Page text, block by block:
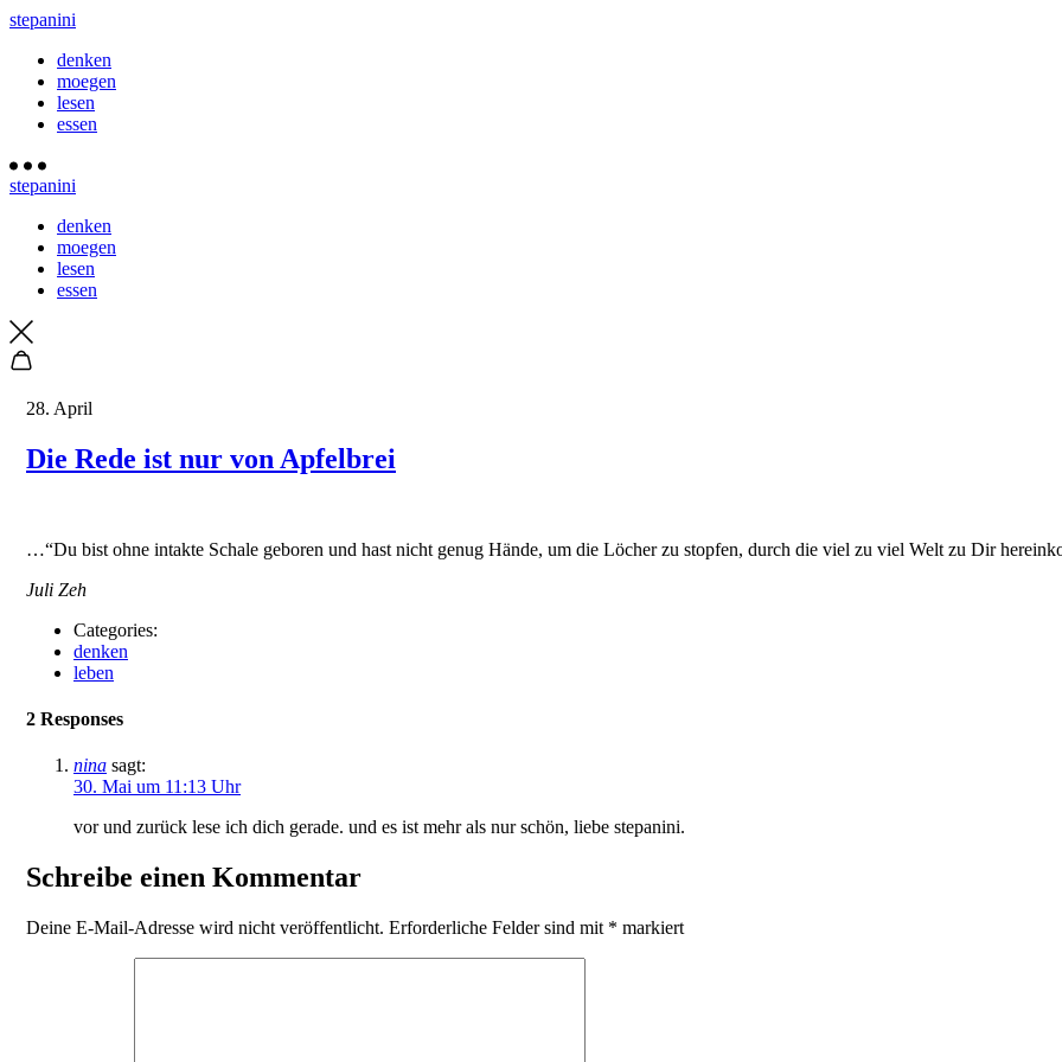
stepanini
denken
moegen
lesen
essen
stepanini
denken
moegen
lesen
essen
28. April
Die Rede ist nur von Apfelbrei
…“Du bist ohne intakte Schale geboren und hast nicht genug Hände, um die Löcher zu stopfen, durch die viel zu viel Welt zu Dir
Juli Zeh
Categories:
denken
leben
2 Responses
nina sagt:
30. Mai um 11:13 Uhr
vor und zurück lese ich dich gerade. und es ist mehr als nur schön, liebe stepanini.
Schreibe einen Kommentar
Deine E-Mail-Adresse wird nicht veröffentlicht. Erforderliche Felder sind mit * markiert